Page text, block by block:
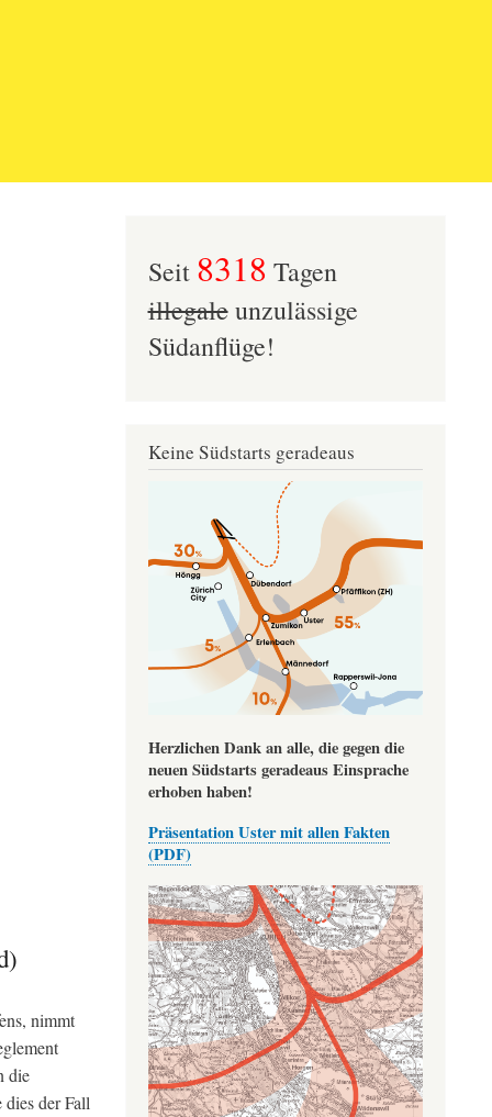
nimmt
die
der Fall
Seit 8318 Tagen
illegaleunzulässige
Südanflüge!
Keine Südstarts geradeaus
Herzlichen Dank an alle, die gegen die
neuen Südstarts geradeaus Einsprache
erhoben haben!
Präsentation Uster mit allen Fakten
(PDF)